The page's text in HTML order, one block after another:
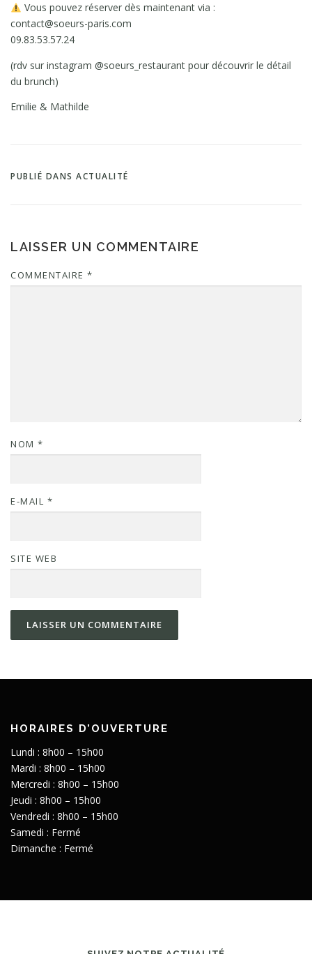
Vous pouvez réserver dès maintenant via :
contact@soeurs-paris.com
09.83.53.57.24
(rdv sur instagram @soeurs_restaurant pour découvrir le détail
du brunch)
Emilie & Mathilde
PUBLIÉ DANS ACTUALITÉ
LAISSER UN COMMENTAIRE
COMMENTAIRE *
NOM *
E-MAIL *
SITE WEB
HORAIRES D’OUVERTURE
Lundi : 8h00 – 15h00
Mardi : 8h00 – 15h00
Mercredi : 8h00 – 15h00
Jeudi : 8h00 – 15h00
Vendredi : 8h00 – 15h00
Samedi : Fermé
Dimanche : Fermé